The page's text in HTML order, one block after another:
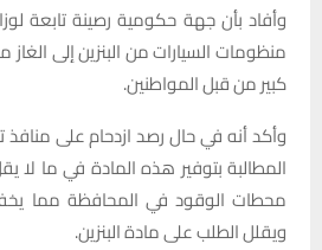
وأفاد بأن جهة حكومية رصينة تابعة
منظومات السيارات من البنزين إلى الغاز
كبير من قبل المواطنين.
وأكد أنه في حال رصد ازدحام على منافذ
المطالبة بتوفير هذه المادة في ما
محطات الوقود في المحافظة مما
ويقلل الطلب على مادة البنزين.